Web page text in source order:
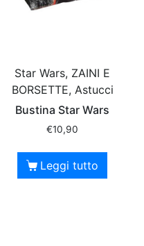
Star Wars, ZAINI E
BORSETTE, Astucci
Bustina Star Wars
€10,90
Leggi tutto